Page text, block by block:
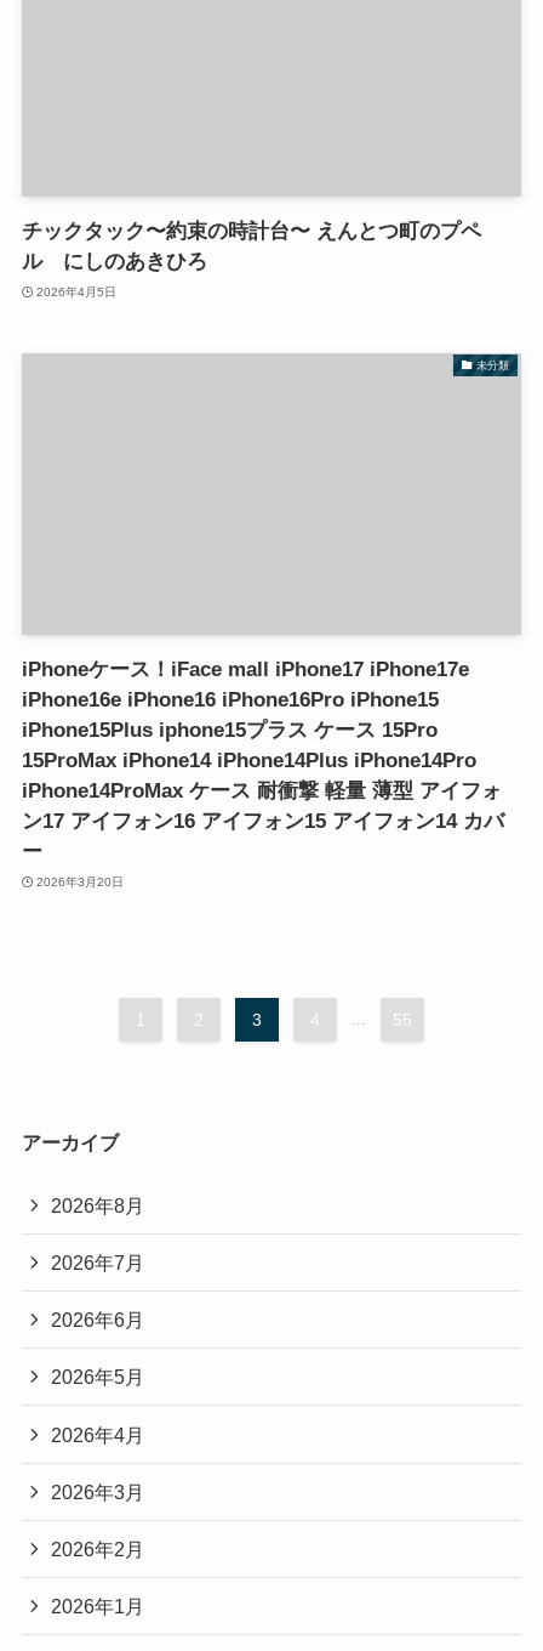
チックタック〜約束の時計台〜 えんとつ町のプペ
ル にしのあきひろ
2026年4月5日
未分類
iPhoneケース！iFace mall iPhone17 iPhone17e
iPhone16e iPhone16 iPhone16Pro iPhone15
iPhone15Plus iphone15プラス ケース 15Pro
15ProMax iPhone14 iPhone14Plus iPhone14Pro
iPhone14ProMax ケース 耐衝撃 軽量 薄型 アイフォ
ン17 アイフォン16 アイフォン15 アイフォン14 カバ
ー
2026年3月20日
1 2 3 4 ... 55
アーカイブ
2026年8月
2026年7月
2026年6月
2026年5月
2026年4月
2026年3月
2026年2月
2026年1月